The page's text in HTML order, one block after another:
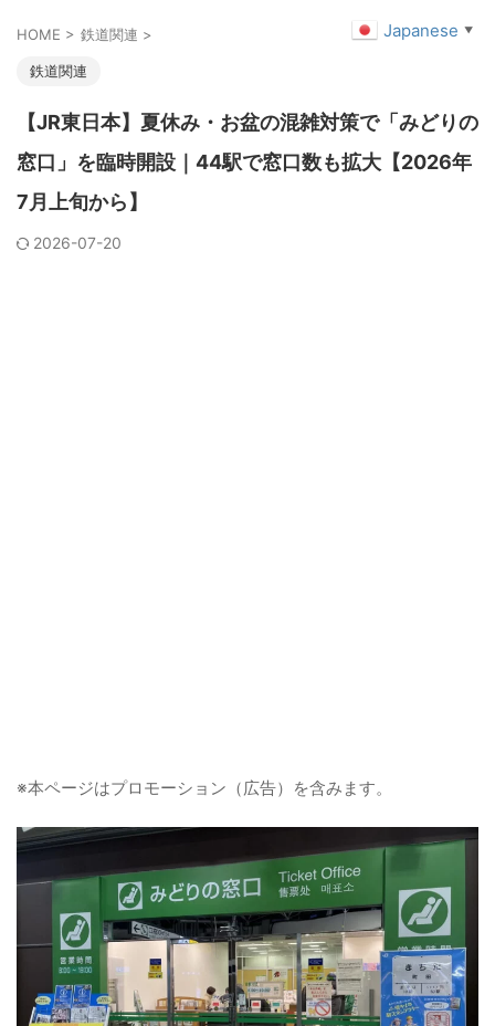
HOME > 鉄道関連 >
鉄道関連
【JR東日本】夏休み・お盆の混雑対策で「みどりの
窓口」を臨時開設｜44駅で窓口数も拡大【2026年
7月上旬から】
2026-07-20
※本ページはプロモーション（広告）を含みます。
Japanese ▼